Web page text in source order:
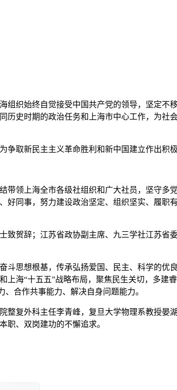
织始终自觉接受中国共产党的领导，坚定不
史时期的政治任务和上海市中心工作，为社
取新民主主义革命胜利和新中国建立作出积极
领上海全市各级社组织和广大社员，坚守多
好同事，努力建设政治坚定、组织坚实、履职
贺辞；江苏省政协副主席、九三学社江苏省
思想根基，传承弘扬爱国、民主、科学的优
海“十五五”战略布局，聚焦民生关切，多建睿
合作共事能力、解决自身问题能力。
复外科主任李青峰，复旦大学物理系教授晏
职、双岗建功的不懈追求。